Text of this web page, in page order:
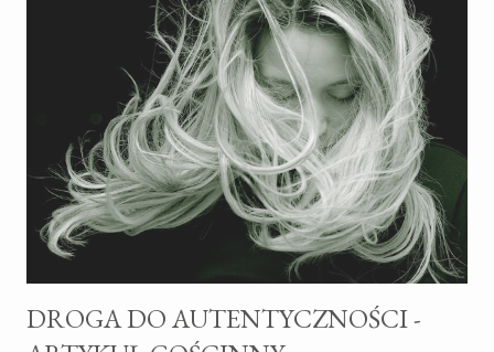
dlatego literaturę dobieram do bieżącej sytuacji, szukając w
książce podpowiedzi, czy odpowiedzi na pytania. Czasem
potrzebuje potwierdzenia, że to, co intuicyjnie myślę, ma
potwierdzenie np. w psychologii. PORADNIKI O
WYCHOWANIU - HIT CZY KIT? Kiedy byłam w ciąży uciekałam
od książek o ciąży, porodzie, wychowywaniu dzieci najdalej jak się
dało, czytałam raczej medyczne artykuły, odpowiedzi na pytania
dotyczące samej fizjologii ciąży i...
DROGA DO AUTENTYCZNOŚCI -